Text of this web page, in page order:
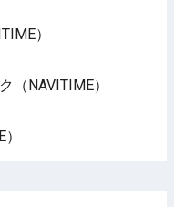
）
（NAVITIME）